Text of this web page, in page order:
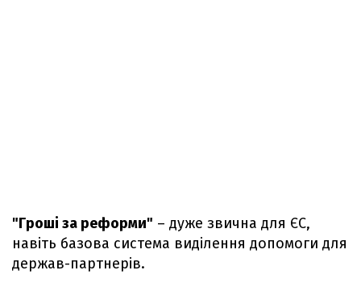
"Гроші за реформи" – дуже звична для ЄС,
навіть базова система виділення допомоги для
держав-партнерів.